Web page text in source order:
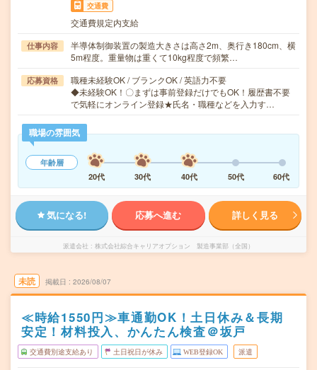
交通費
交通費規定内支給
仕事内容
半導体制御装置の製造大きさは高さ2m、奥行き180cm、横
5m程度。重量物は重くて10kg程度で頻繁…
応募資格
職種未経験OK / ブランクOK / 英語力不要
◆未経験OK！〇まずは事前登録だけでもOK！履歴書不要
で気軽にオンライン登録★氏名・職種などを入力す…
職場の雰囲気
年齢層
20代
30代 40代 50代 60代
気になる! 応募へ進む 詳しく見る
派遣会社 株式会社綜合キャリアオプション 製造事業部（全国）
未読 掲載日 2026/08/07
≪時給1550円≫車通勤OK！土日休み＆長期
安定！材料投入、かんたん検査＠坂戸
交通費別途支給あり 土日祝日が休み WEB登録OK 派遣